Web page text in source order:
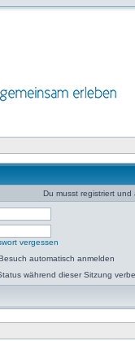
Du musst registriert
vergessen
automatisch anmelden
während dieser Sitzung